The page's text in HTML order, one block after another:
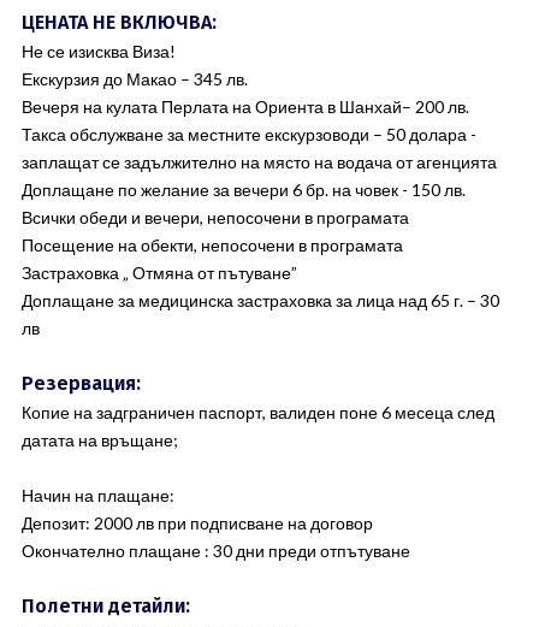
ЦЕНАТА НЕ ВКЛЮЧВА:
Не се изисква Виза!
Екскурзия до Макао – 345 лв.
Вечеря на кулата Перлата на Ориента в Шанхай– 200 лв.
Такса обслужване за местните екскурзоводи – 50 долара -
заплащат се задължително на място на водача от агенцията
Доплащане по желание за вечери 6 бр. на човек - 150 лв.
Всички обеди и вечери, непосочени в програмата
Посещение на обекти, непосочени в програмата
Застраховка „ Отмяна от пътуване”
Доплащане за медицинска застраховка за лица над 65 г. – 30
лв
Резервация:
Копие на задграничен паспорт, валиден поне 6 месеца след
датата на връщане;
Начин на плащане:
Депозит: 2000 лв при подписване на договор
Окончателно плащане : 30 дни преди отпътуване
Полетни детайли: